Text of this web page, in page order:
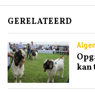
GERELATEERD
kan